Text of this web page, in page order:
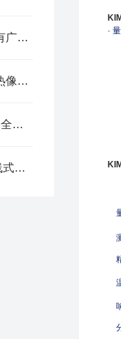
Flir手持式热像仪在许多领域都有广泛的应用
注意这些方面可提高Flir手持式热像仪的测量精度
梅思安红外热成像仪性能参数的全面解析
RAYMI310LTS +MI3COMM在线式红外测温仪
·